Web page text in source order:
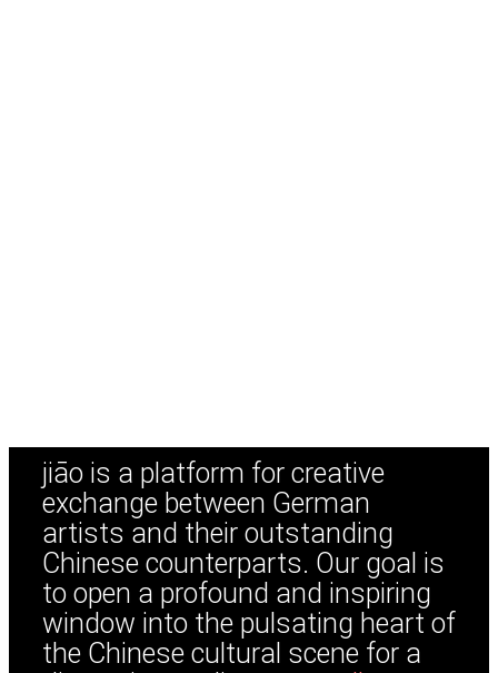
jiāo is a platform for creative
exchange between German
artists and their outstanding
Chinese counterparts. Our goal is
to open a profound and inspiring
window into the pulsating heart of
the Chinese cultural scene for a